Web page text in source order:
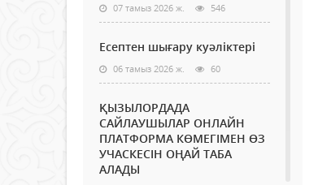
07 тамыз 2026 ж. 546
Есептен шығару куәліктері
06 тамыз 2026 ж. 60
ҚЫЗЫЛОРДАДА
САЙЛАУШЫЛАР ОНЛАЙН
ПЛАТФОРМА КӨМЕГІМЕН ӨЗ
УЧАСКЕСІН ОҢАЙ ТАБА
АЛАДЫ